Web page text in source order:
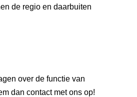
de regio en daarbuiten
over de functie van
dan contact met ons op!